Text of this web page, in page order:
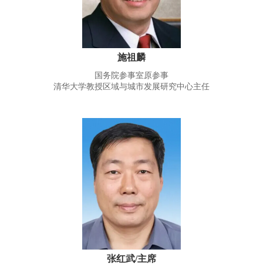
施祖麟
国务院参事室原参事
清华大学教授区域与城市发展研究中心主任
张红武/主席